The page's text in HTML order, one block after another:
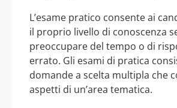
L’esame pratico consente ai
il proprio livello di conoscenza
preoccupare del tempo o di
errato. Gli esami di pratica
domande a scelta multipla che
aspetti di un’area tematica.